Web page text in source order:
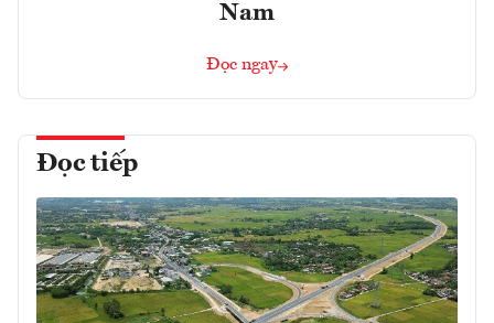
Nam
Đọc ngay
Đọc tiếp